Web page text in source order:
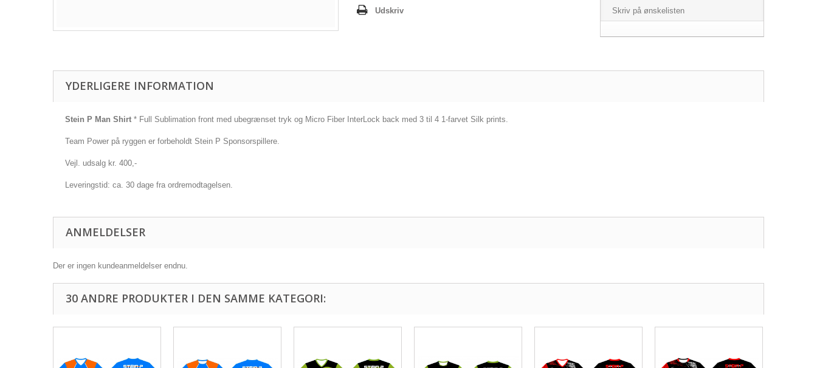
Udskriv
Skriv på ønskelisten
YDERLIGERE INFORMATION
Stein P Man Shirt * Full Sublimation front med ubegrænset tryk og Micro Fiber InterLock back med 3 til 4 1-farvet Silk prints.
Team Power på ryggen er forbeholdt Stein P Sponsorspillere.
Vejl. udsalg kr. 400,-
Leveringstid: ca. 30 dage fra ordremodtagelsen.
ANMELDELSER
Der er ingen kundeanmeldelser endnu.
30 ANDRE PRODUKTER I DEN SAMME KATEGORI: